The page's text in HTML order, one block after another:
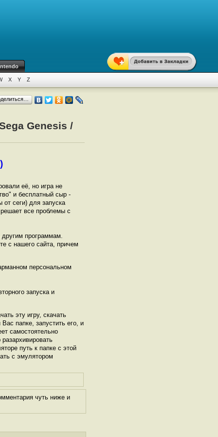
X Y Z
Genesis /
её, но игра не
и бесплатный сыр -
от сеги) для запуска
все проблемы с
другим программам.
с нашего сайта, причем
персональном
запуска и
эту игру, скачать
папке, запустить его, и
самостоятельно
путь к папке с этой
с эмулятором
чуть ниже и